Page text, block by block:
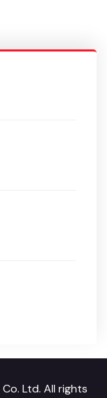
Ltd. All rights